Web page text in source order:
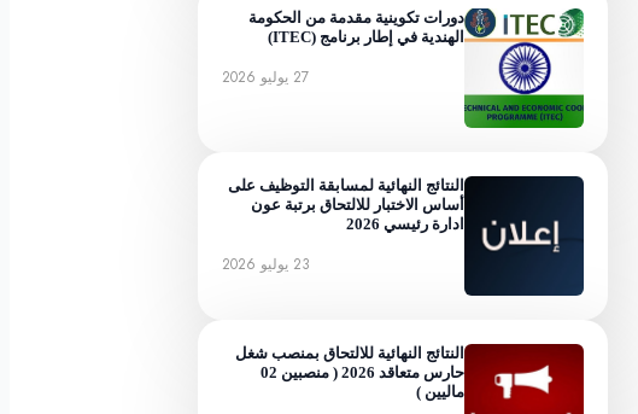
دورات تكوينية مقدمة من الحكومة
الهندية في إطار برنامج (ITEC)
27 يوليو 2026
النتائج النهائية لمسابقة التوظيف على
أساس الاختبار للالتحاق برتبة عون
ادارة رئيسي 2026
23 يوليو 2026
النتائج النهائية للالتحاق بمنصب شغل
حارس متعاقد 2026 ( منصبين 02
ماليين )